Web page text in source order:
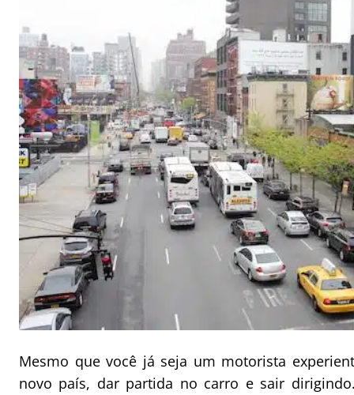
Mesmo que você já seja um motorista
novo país, dar partida no carro e sair